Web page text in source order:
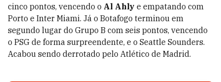
cinco pontos, vencendo o Al Ahly e empatando com
Porto e Inter Miami. Já o Botafogo terminou em
segundo lugar do Grupo B com seis pontos, vencendo
o PSG de forma surpreendente, e o Seattle Sounders.
Acabou sendo derrotado pelo Atlético de Madrid.